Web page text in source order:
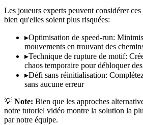
Les joueurs experts peuvent considérer ces
bien qu'elles soient plus risquées:
▸Optimisation de speed-run:
mouvements en trouvant des
▸Technique de rupture de motif:
chaos temporaire pour débloquer
▸Défi sans réinitialisation:
sans aucune erreur
💡 Note: Bien que les approches
notre tutoriel vidéo montre la solution la
par notre équipe.